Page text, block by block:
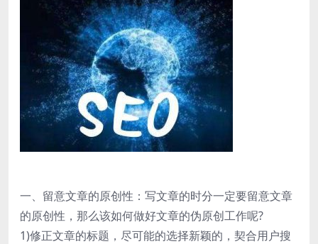
一、留意文章的原创性：写文章的时分一定要留意文章
的原创性，那么该如何做好文章的伪原创工作呢?
1)修正文章的标题，尽可能的选择新颖的，契合用户搜